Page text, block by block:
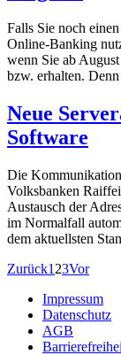
Falls Sie noch
Online-Banking
wenn Sie ab
bzw. erhalten.
Neue
Software
Die
Volksbanken
Austausch der
im Normalfall
dem aktuellsten
Zurück1 23Vor
Impressum
Datenschutz
AGB